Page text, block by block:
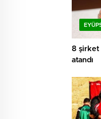
8 şirket
atandı